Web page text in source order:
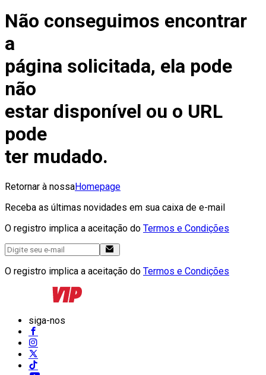
Não conseguimos encontrar
a
página solicitada, ela pode
não
estar disponível ou o URL
pode
ter mudado.
Retornar à nossaHomepage
Receba as últimas novidades em sua caixa de e-mail
O registro implica a aceitação do Termos e Condições
O registro implica a aceitação do Termos e Condições
siga-nos